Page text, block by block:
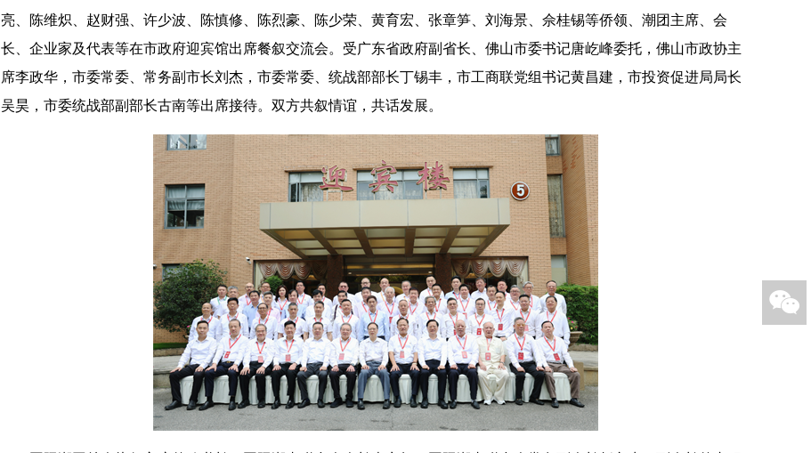
亮、陈维炽、赵财强、许少波、陈慎修、陈烈豪、陈少荣、黄育宏、张章笋、刘海景、佘桂锡等侨领、潮团主席、会
长、企业家及代表等在市政府迎宾馆出席餐叙交流会。 受广东省政府副省长、佛山市委书记唐屹峰委托， 佛山市政协主
席李政华，市委常委、常务副市长刘杰，市委常委、统战部部长丁锡丰，市工商联党组书记黄昌建，市投资促进局局长
吴昊，市委统战部副部长古南等出席接待。双方共叙情谊，共话发展。
